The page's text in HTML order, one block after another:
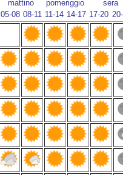
mattino pomeriggio
sera
05-08 08-11 11-14 14-17 17-20